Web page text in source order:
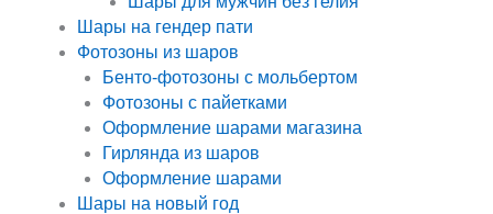
Шары на гендер пати
Фотозоны из шаров
Бенто-фотозоны с мольбертом
Фотозоны с пайетками
Оформление шарами магазина
Гирлянда из шаров
Оформление шарами
Шары на новый год